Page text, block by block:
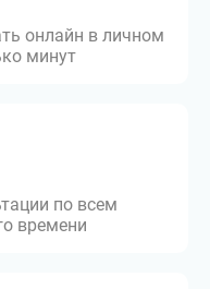
онлайн в личном
минут
по всем
времени